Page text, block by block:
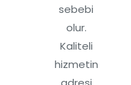
sebebi
olur.
Kaliteli
hizmetin